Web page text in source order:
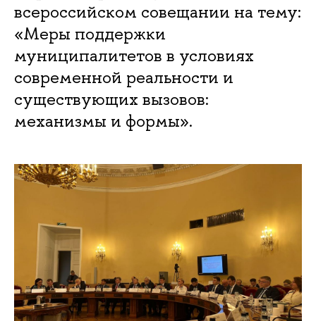
всероссийском совещании на тему:
«Меры поддержки
муниципалитетов в условиях
современной реальности и
существующих вызовов:
механизмы и формы».